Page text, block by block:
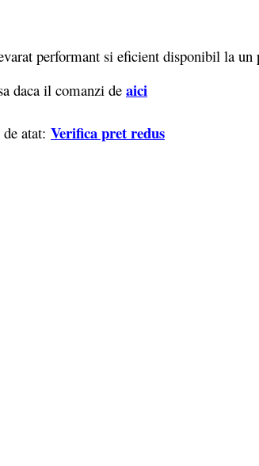
performant si eficient disponibil la un
daca il comanzi deaici
atat: Verifica pret redus